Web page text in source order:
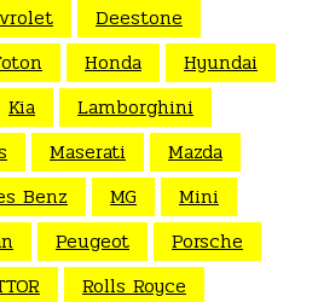
Deestone
Honda
Hyundai
Kia
Lamborghini
Maserati
Mazda
Benz MG
Mini
Peugeot
Porsche
Rolls Royce